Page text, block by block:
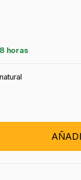
horas